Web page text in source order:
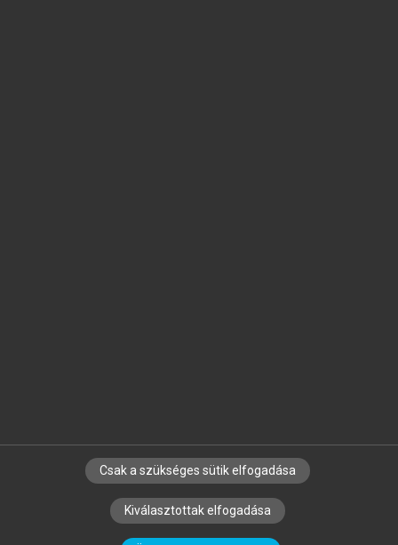
SZERZŐKNEK CÉGEKNEK KÖNYVTÁROSOKNAK
SZERKESZTÉSI ÉS LEKTORÁLÁSI ALAPELVEK
Csak a szükséges sütik elfogadása
Kiválasztottak elfogadása